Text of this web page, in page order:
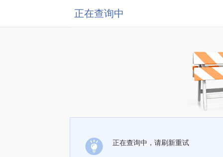
正在查询中
正在查询中，请刷新重试